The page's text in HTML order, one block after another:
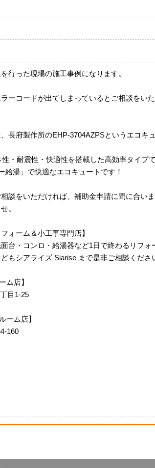
行った現場の施工事例になります。
ーコードが出てしまっているとご相談をい
長府製作所のEHP-3704AZPSというエコキ
・耐震性・快適性を搭載した高効率タイプ
給湯」で快適なエコキュートです！
談をいただければ、補助金申請に間に合い
。
ォーム＆小工事専門店】
台・コンロ・給湯器など1日で終わるリフォ
もシアライズ Siarise まで是非ご相談くださ
ム店】
目1-25
ーム店】
160